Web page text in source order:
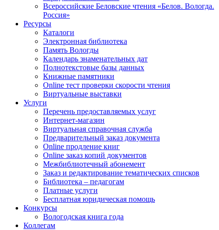
Всероссийские Беловские чтения «Белов. Вологда.
Россия»
Ресурсы
Каталоги
Электронная библиотека
Память Вологды
Календарь знаменательных дат
Полнотекстовые базы данных
Книжные памятники
Online тест проверки скорости чтения
Виртуальные выставки
Услуги
Перечень предоставляемых услуг
Интернет-магазин
Виртуальная справочная служба
Предварительный заказ документа
Online продление книг
Online заказ копий документов
Межбиблиотечный абонемент
Заказ и редактирование тематических списков
Библиотека – педагогам
Платные услуги
Бесплатная юридическая помощь
Конкурсы
Вологодская книга года
Коллегам